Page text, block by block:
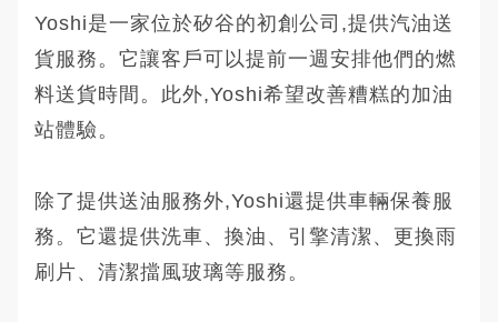
Yoshi是一家位於矽谷的初創公司,提供汽油送
貨服務。它讓客戶可以提前一週安排他們的燃
料送貨時間。此外,Yoshi希望改善糟糕的加油
站體驗。
除了提供送油服務外,Yoshi還提供車輛保養服
務。它還提供洗車、換油、引擎清潔、更換雨
刷片、清潔擋風玻璃等服務。